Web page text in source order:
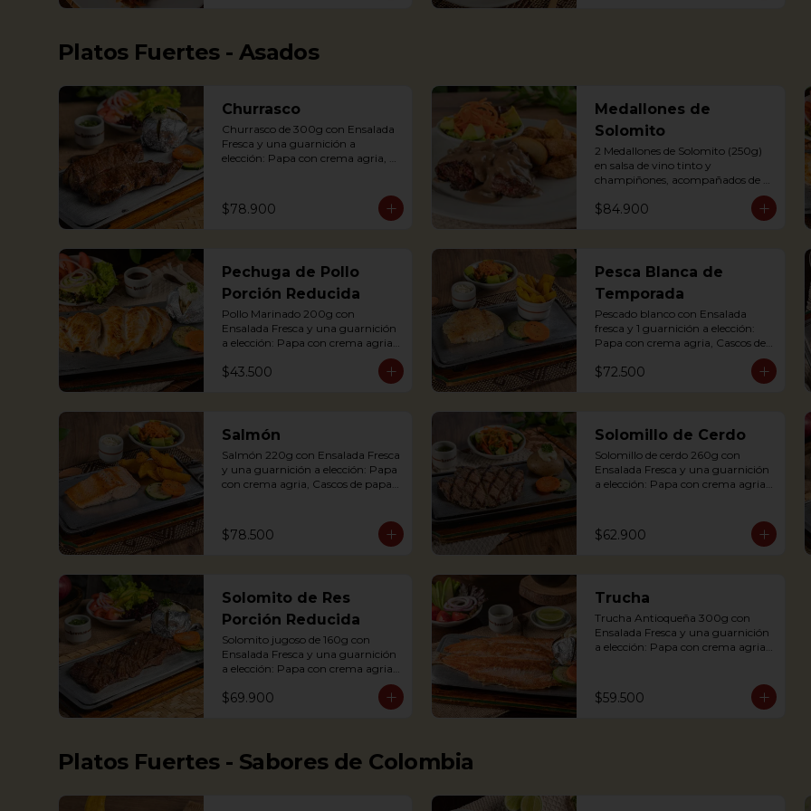
Platos Fuertes - Asados
Churrasco
Churrasco de 300g con Ensalada
Fresca y una guarnición a
elección: Papa con crema agria,
de Yuca, Puré de papa y arracacha
steak served on a griddle with a
baked potato with sour cream.
Accompanied with a fresh salad
and Chimichurri sauce.
$78.900
Medallones de
Solomito
2 Medallones de Solomito (250g)
en salsa de vino tinto y
champiñones, acompañados de
elección: Papa con crema agria,
cascos de papa Rústica, Plátano
2 Juicy Tenderloin medallions in
red wine and mushroom sauce,
served with rustic potatoes and
fresh avocado salad
$84.900
Pechuga de Pollo
Porción Reducida
Pollo Marinado 200g con
Ensalada Fresca y una guarnición
a elección: Papa con crema agria,
Cascos de papa Rústica, Plátano
maduro relleno de quesito, Palitos
Grilled Chicken breast with a
baked potato with sour cream,
accompanied with a fresh salad.
$43.500
Pesca Blanca de
Temporada
Pescado blanco con Ensalada
fresca y 1 guarnición a elección:
Papa con crema agria, Cascos de
con Quesito, Palitos de Yuca, Puré
$72.500
Salmón
Salmón 220g con Ensalada Fresca
y una guarnición a elección: Papa
con crema agria, Cascos de papa
de papa y arracacha.
Acompañado de salsa de soya y
with a baked potato with sour
cream. Accompanied with a salad
and a delicious ginger sauce.
$78.500
Solomillo de Cerdo
Solomillo de cerdo 260g con
Ensalada Fresca y una guarnición
a elección: Papa con crema agria,
de Yuca, Puré de papa y
arracacha.
Pork tenderloin 280g with baked
potato with sour cream and
$62.900
Solomito de Res
Porción Reducida
Solomito jugoso de 160g con
Ensalada Fresca y una guarnición
a elección: Papa con crema agria,
relleno de quesito, Palitos de Yuca,
Puré de papa y arracacha. (Foto
$69.900
Trucha
Trucha Antioqueña 300g con
Ensalada Fresca y una guarnición
a elección: Papa con crema agria,
de Yuca, Puré de papa y arracacha
$59.500
Platos Fuertes - Sabores de Colombia